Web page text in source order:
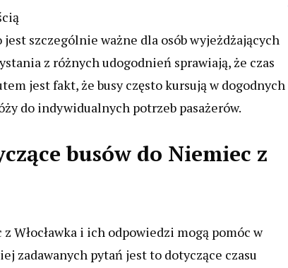
szczególnie ważne dla osób wyjeżdżających
z różnych udogodnień sprawiają, że czas
jest fakt, że busy często kursują w dogodnych
do indywidualnych potrzeb pasażerów.
busów do Niemiec z
Włocławka i ich odpowiedzi mogą pomóc w
zadawanych pytań jest to dotyczące czasu